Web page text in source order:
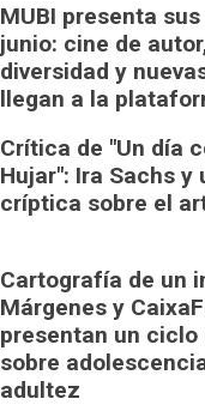
MUBI presenta
junio: cine de
diversidad y
llegan a la
Crítica de "Un día
Hujar": Ira Sachs y
críptica sobre el
Cartografía de un
Márgenes y
presentan un ciclo
sobre
adultez